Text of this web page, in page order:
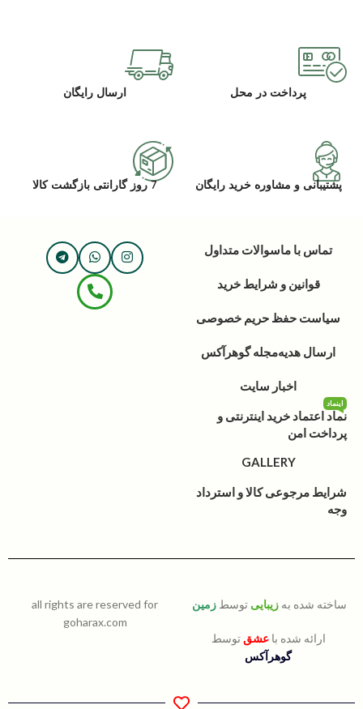
پرداخت در محل ارسال رایگان
پشتیبانی و مشاوره خرید رایگان 7 روز گارانتی بازگشت کالا
تماس با ماسوالات متداول
قوانین و شرایط خرید
سیاست حفظ حریم خصوصی
ارسال هدیهمجله گوهرآکس
اخبار سایت
نماد اعتماد خرید اینترنتی و
پرداخت امن
اینماد
GALLERY
شرایط مرجوعی کالا و استرداد
وجه
ساخته شده به زیبایی توسط زمین
ارائه شده باعشق توسط
گوهرآکس
all rights are reserved for
goharax.com